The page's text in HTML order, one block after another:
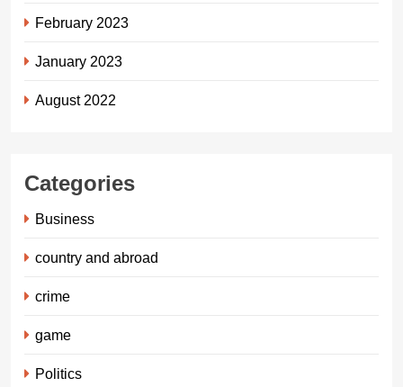
February 2023
January 2023
August 2022
Categories
Business
country and abroad
crime
game
Politics